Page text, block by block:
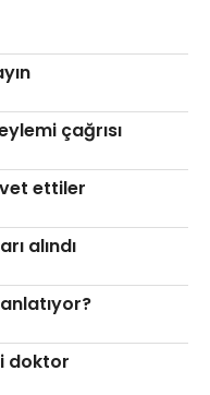
çağrısı
ettiler
alındı
doktor